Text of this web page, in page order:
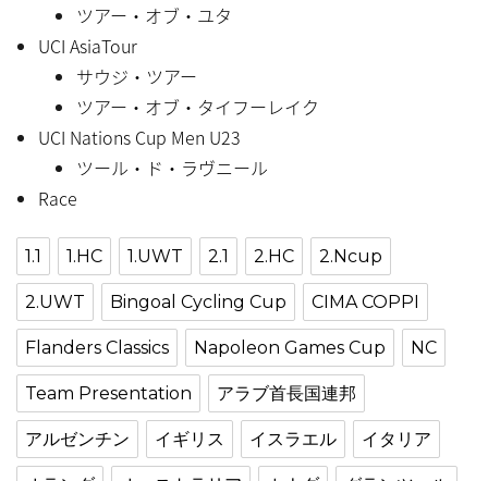
ツアー・オブ・ユタ
UCI AsiaTour
サウジ・ツアー
ツアー・オブ・タイフーレイク
UCI Nations Cup Men U23
ツール・ド・ラヴニール
Race
1.1 1.HC 1.UWT 2.1 2.HC 2.Ncup
2.UWT Bingoal Cycling Cup CIMA COPPI
Flanders Classics Napoleon Games Cup NC
Team Presentation アラブ首長国連邦
アルゼンチン イギリス イスラエル イタリア